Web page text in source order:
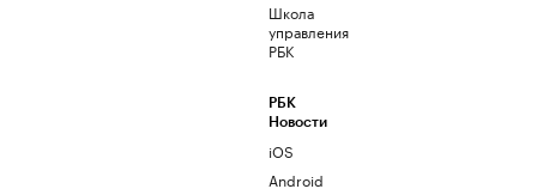
Школа
управления
РБК
РБК
Новости
iOS
Android